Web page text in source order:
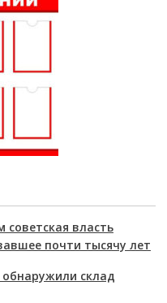
власть
почти тысячу лет
склад